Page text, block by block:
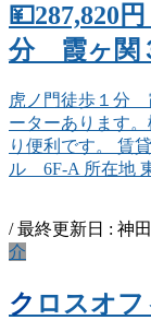
💴287,820
分 霞ヶ関
虎ノ門徒歩１分
ーターあります
り便利です。 賃
ル 6F-A 所在地
/ 最終更新日 : 神
介
クロスオフィス内幸町（レンタルオフ